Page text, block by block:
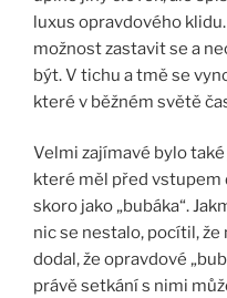
luxus opravdového klidu.
možnost zastavit se a
být. V tichu a tmě se
které v běžném světě
Velmi zajímavé bylo
které měl před vstupem
skoro jako „bubáka“.
nic se nestalo, pocítil, že
dodal, že opravdové
právě setkání s nimi